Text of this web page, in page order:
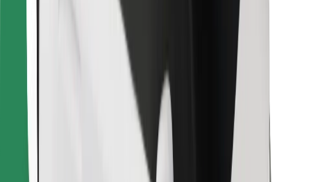
Términos y Condiciones
¡Conseguí un viaje en minutos!
Descargar la app de Bolt
Encontrá tu comida favorita